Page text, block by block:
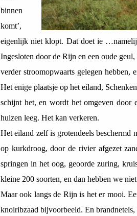
binnen
komt’,
eigenlijk niet klopt. Dat doet ie
Ingesloten door de Rijn en een oude
verder stroomopwaarts gelegen
Het enige plaatsje op het eiland,
schijnt het, en wordt het omgeven door
huizen leeg. Het kan verkeren.
Het eiland zelf is grotendeels beschermd
op kurkdroog, door de rivier afgezet
springen in het oog, geoorde zuring,
kleine 200 soorten, en dan hebben we
Maar ook langs de Rijn is het er mooi.
knolribzaad bijvoorbeeld. En